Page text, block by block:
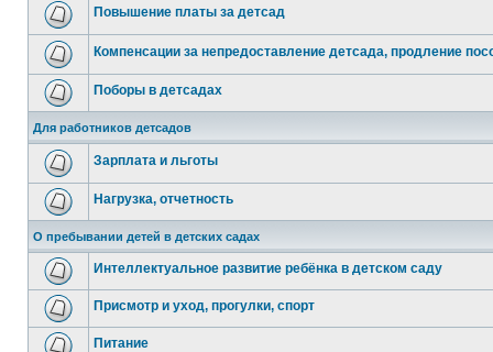
Повышение платы за детсад
Компенсации за непредоставление детсада, продление
Поборы в детсадах
Для работников детсадов
Зарплата и льготы
Нагрузка, отчетность
О пребывании детей в детских садах
Интеллектуальное развитие ребёнка в детском саду
Присмотр и уход, прогулки, спорт
Питание